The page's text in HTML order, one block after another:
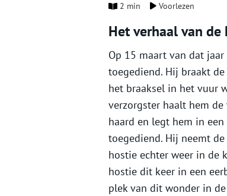
2 min Voorlezen
Het verhaal van de
Op 15 maart van dat
toegediend. Hij braakt
het braaksel in het vuur
verzorgster haalt hem
haard en legt hem in
toegediend. Hij neemt
hostie echter weer in de
hostie dit keer in een
plek van dit wonder in